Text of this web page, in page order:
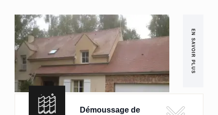
EN SAVOIR PLUS
Démoussage de